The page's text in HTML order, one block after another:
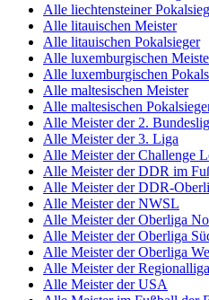
Alle liechtensteiner
Alle litauischen Meister
Alle litauischen Pokalsieger
Alle luxemburgischen
Alle luxemburgischen
Alle maltesischen Meister
Alle maltesischen
Alle Meister der 2.
Alle Meister der 3. Liga
Alle Meister der Challenge
Alle Meister der DDR im
Alle Meister der DDR-
Alle Meister der NWSL
Alle Meister der Oberliga
Alle Meister der Oberliga
Alle Meister der Oberliga
Alle Meister der
Alle Meister der USA